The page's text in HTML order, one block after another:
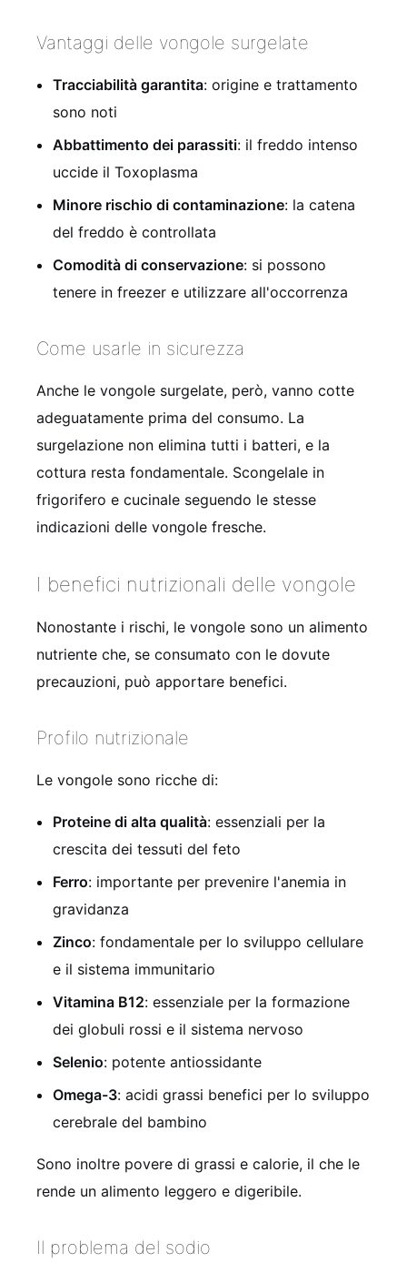
Vantaggi delle vongole surgelate
Tracciabilità garantita: origine e trattamento
sono noti
Abbattimento dei parassiti: il freddo intenso
uccide il Toxoplasma
Minore rischio di contaminazione: la catena
del freddo è controllata
Comodità di conservazione: si possono
tenere in freezer e utilizzare all'occorrenza
Come usarle in sicurezza
Anche le vongole surgelate, però, vanno cotte
adeguatamente prima del consumo. La
surgelazione non elimina tutti i batteri, e la
cottura resta fondamentale. Scongelale in
frigorifero e cucinale seguendo le stesse
indicazioni delle vongole fresche.
I benefici nutrizionali delle vongole
Nonostante i rischi, le vongole sono un alimento
nutriente che, se consumato con le dovute
precauzioni, può apportare benefici.
Profilo nutrizionale
Le vongole sono ricche di:
Proteine di alta qualità: essenziali per la
crescita dei tessuti del feto
Ferro: importante per prevenire l'anemia in
gravidanza
Zinco: fondamentale per lo sviluppo cellulare
e il sistema immunitario
Vitamina B12: essenziale per la formazione
dei globuli rossi e il sistema nervoso
Selenio: potente antiossidante
Omega-3: acidi grassi benefici per lo sviluppo
cerebrale del bambino
Sono inoltre povere di grassi e calorie, il che le
rende un alimento leggero e digeribile.
Il problema del sodio